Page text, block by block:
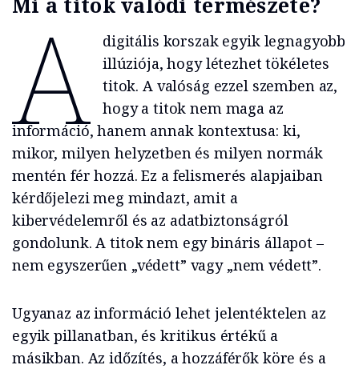
A
digitális korszak egyik legnagyobb
illúziója, hogy létezhet tökéletes
titok. A valóság ezzel szemben az,
hogy a titok nem maga az
információ, hanem annak kontextusa: ki,
mikor, milyen helyzetben és milyen normák
mentén fér hozzá. Ez a felismerés alapjaiban
kérdőjelezi meg mindazt, amit a
kibervédelemről és az adatbiztonságról
gondolunk. A titok nem egy bináris állapot –
nem egyszerűen „védett” vagy „nem védett”.
Ugyanaz az információ lehet jelentéktelen az
egyik pillanatban, és kritikus értékű a
másikban. Az időzítés, a hozzáférők köre és a